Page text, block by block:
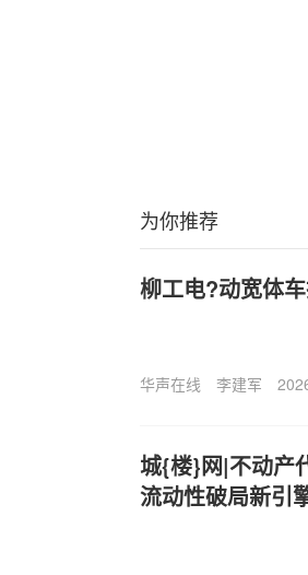
为你推荐
柳工电?动宽体
华声在线 李建军
城{楼}网|不动产
流动性破局新引